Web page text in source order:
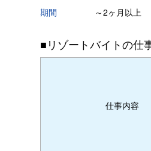
期間
～2ヶ月以上
■リゾートバイトの仕
仕事内容